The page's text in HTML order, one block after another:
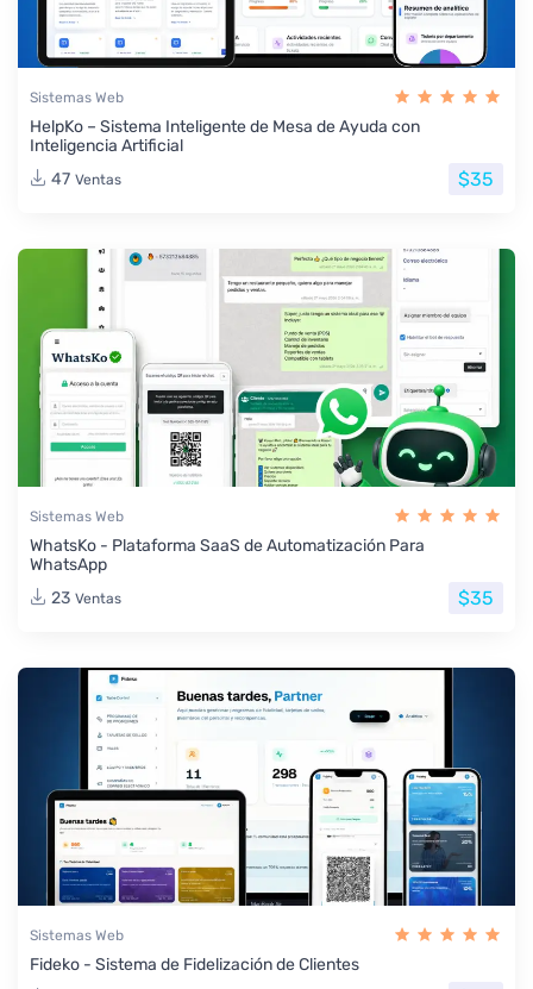
Sistemas Web
HelpKo – Sistema Inteligente de Mesa de Ayuda con
Inteligencia Artificial
47 Ventas $35
Sistemas Web
WhatsKo - Plataforma SaaS de Automatización Para
WhatsApp
23 Ventas $35
Sistemas Web
Fideko - Sistema de Fidelización de Clientes